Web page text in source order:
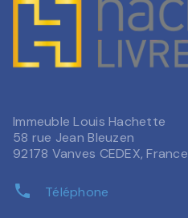
Immeuble Louis Hachette
58 rue Jean Bleuzen
92178 Vanves CEDEX, France
phone Téléphone